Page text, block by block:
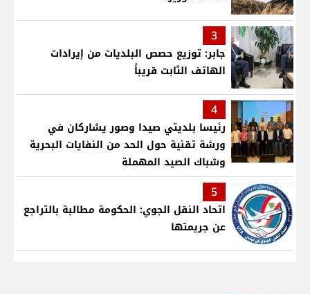
3
جابر: توزيع حصص البلديات من إيرادات
الهاتف الثابت قريباً
4
رئيسا بلديتي صيدا وصور يشاركان في
ورشة تقنية حول الحد من النفايات البحرية
وشباك الصيد المهملة
5
اتحاد النقل الجوي: الحكومة مطالبة بالتراجع
عن جريمتها